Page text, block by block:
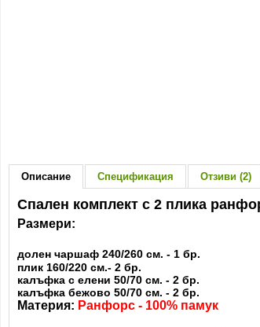
Описание Спецификация Отзиви (2)
Спален комплект с 2 плика
Размери:
долен чаршаф 240/260 см. - 1 бр.
плик 160/220 см.- 2 бр.
калъфка с елени 50/70 см. - 2 бр.
калъфка бежово 50/70 см. - 2 бр.
Материя: Ранфорс - 100% памук